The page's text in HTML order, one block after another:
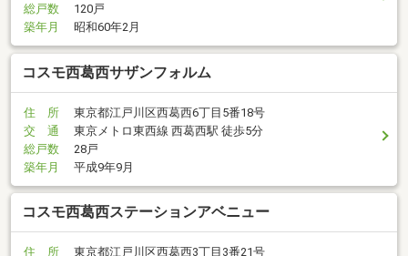
総戸数
120戸
築年月
昭和60年2月
コスモ西葛西サザンフォルム
住 所
東京都江戸川区西葛西6丁目5番18号
交 通
東京メトロ東西線 西葛西駅 徒歩5分
総戸数
28戸
築年月
平成9年9月
コスモ西葛西ステーションアベニュー
住 所
東京都江戸川区西葛西3丁目3番21号